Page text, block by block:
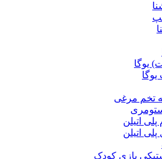
یوگا
تخم مرغی
اتیلن
اتیلن
بازی کودک